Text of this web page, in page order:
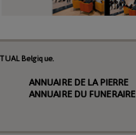
Belgique.
ANNUAIRE DE LA PIERRE
ANNUAIRE DU FUNERAIRE